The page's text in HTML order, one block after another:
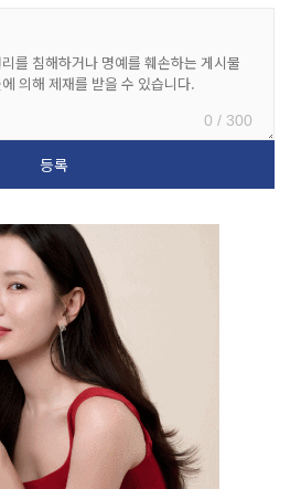
0 / 300